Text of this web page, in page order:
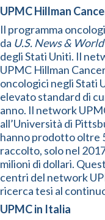
UPMC Hillman
Il programma
da U.S. News &
degli Stati Uniti. Il
UPMC Hillman
oncologici negli Stati
elevato standard di
anno. Il network
all’Università di
hanno prodotto oltre
raccolto, solo nel
milioni di dollari.
centri del network
ricerca tesi al
UPMC in Italia